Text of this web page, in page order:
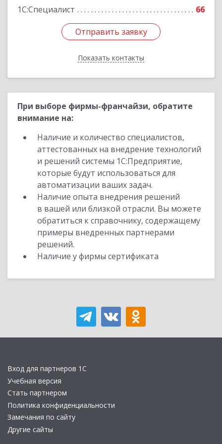
1С:Специалист
66
Отправить заявку
Показать контакты
Отправить заявку
Назад
При выборе фирмы-франчайзи, обратите
внимание на:
Наличие и количество специалистов,
аттестованных на внедрение технологий
и решений системы 1С:Предприятие,
которые будут использоваться для
автоматизации ваших задач.
Наличие опыта внедрения решений
в вашей или близкой отрасли. Вы можете
обратиться к справочнику, содержащему
примеры внедренных партнерами
решений.
Наличие у фирмы сертификата
Вход для партнеров 1С
Учебная версия
Стать партнером
Политика конфиденциальности
Замечания по сайту
Другие сайты